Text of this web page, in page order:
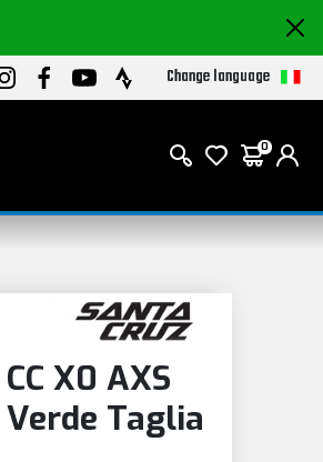
Change language
0
X0 AXS
Taglia